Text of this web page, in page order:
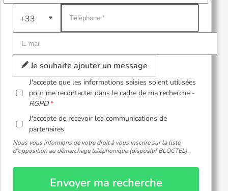
+33
Je souhaite ajouter un message
J'accepte que les informations saisies soient utilisées
pour me recontacter dans le cadre de ma recherche -
RGPD
J'accepte de recevoir les communications de
partenaires
Nous vous informons de votre droit à vous inscrire sur la liste
d'opposition au démarchage téléphonique (dispositif BLOCTEL).
Envoyer ma recherche